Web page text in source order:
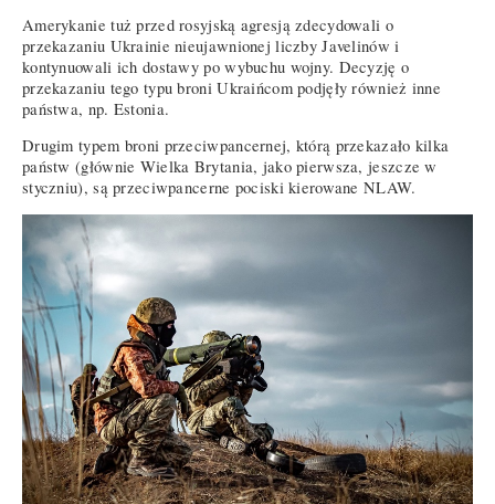
Amerykanie tuż przed rosyjską agresją zdecydowali o
przekazaniu Ukrainie nieujawnionej liczby Javelinów i
kontynuowali ich dostawy po wybuchu wojny. Decyzję o
przekazaniu tego typu broni Ukraińcom podjęły również inne
państwa, np. Estonia.
Drugim typem broni przeciwpancernej, którą przekazało kilka
państw (głównie Wielka Brytania, jako pierwsza, jeszcze w
styczniu), są przeciwpancerne pociski kierowane NLAW.